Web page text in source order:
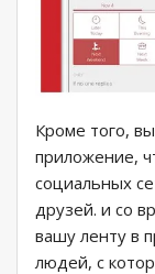
Кроме того,
приложение,
социальных
друзей. и со
вашу ленту в
людей, с